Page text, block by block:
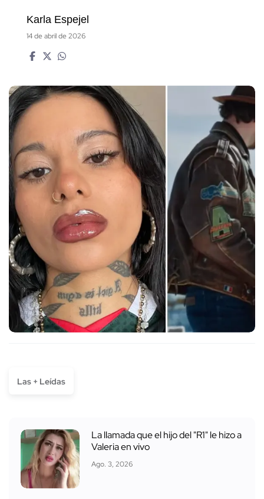
Karla Espejel
14 de abril de 2026
Las + Leídas
La llamada que el hijo del "R1" le hizo a
Valeria en vivo
Ago. 3, 2026